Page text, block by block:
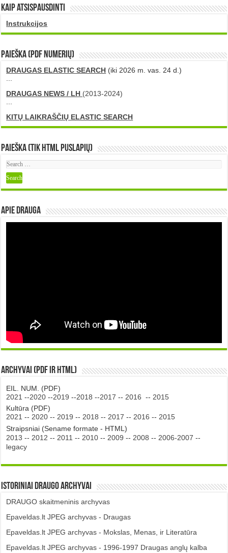
Kaip atsispausdinti
Instrukcijos
PAIEŠKA (PDF numerių)
DRAUGAS ELASTIC SEARCH (iki 2026 m. vas. 24 d.)
DRAUGAS NEWS / LH (2013-2024)
KITŲ LAIKRAŠČIŲ ELASTIC SEARCH
Paieška (tik HTML puslapių)
Apie DRAUGA
Archyvai (PDF ir HTML)
EIL. NUM. (PDF)
2021 --2020 --2019 --2018 --2017 -- 2016 -- 2015
Kultūra (PDF)
2021 -- 2020 -- 2019 -- 2018 -- 2017 -- 2016 -- 2015
Straipsniai (Sename formate - HTML)
2013 -- 2012 -- 2011 -- 2010 -- 2009 -- 2008 -- 2006-2007 --
legacy
Istoriniai DRAUGO Archyvai
DRAUGO skaitmeninis archyvas
Epaveldas.lt JPEG archyvas - Draugas
Epaveldas.lt JPEG archyvas - Mokslas, Menas, ir Literatūra
Epaveldas.lt JPEG archyvas - 1996-1997 Draugas anglų kalba